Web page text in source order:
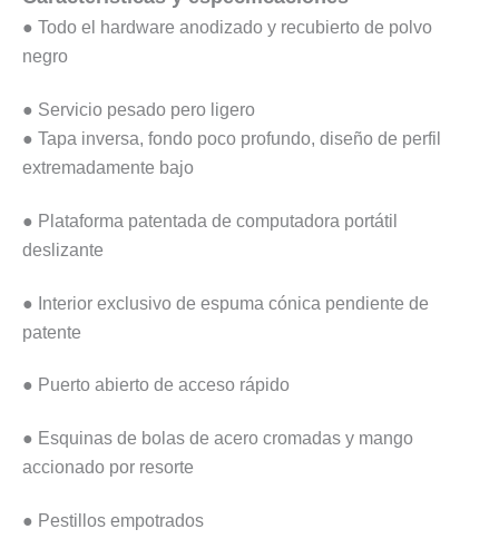
● Todo el hardware anodizado y recubierto de polvo
negro
● Servicio pesado pero ligero
● Tapa inversa, fondo poco profundo, diseño de perfil
extremadamente bajo
● Plataforma patentada de computadora portátil
deslizante
● Interior exclusivo de espuma cónica pendiente de
patente
● Puerto abierto de acceso rápido
● Esquinas de bolas de acero cromadas y mango
accionado por resorte
● Pestillos empotrados